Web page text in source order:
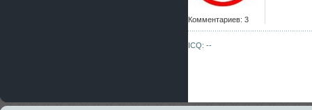
Комментариев: 3
ICQ: --